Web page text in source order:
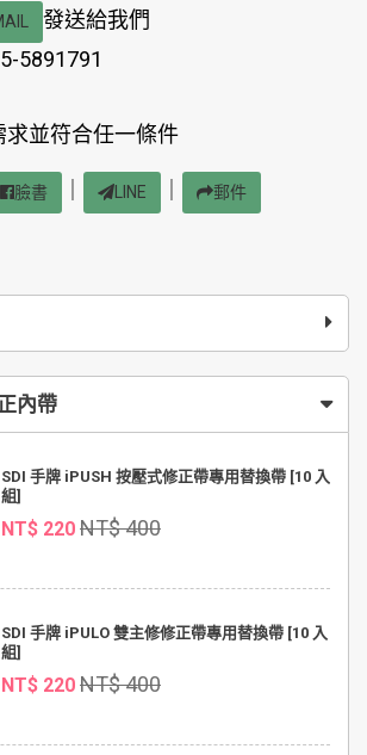
內帶
SDI 手牌 iPUSH 按壓式修正帶專用替換帶 [10 入
組]
NT$ 220 NT$ 400
SDI 手牌 iPULO 雙主修修正帶專用替換帶 [10 入
組]
NT$ 220 NT$ 400
發送給我們
5891791
並符合任一條件
臉書 LINE 郵件